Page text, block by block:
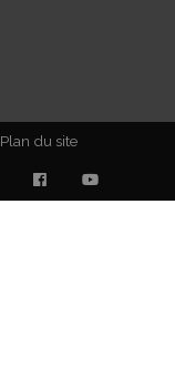
Plan du site